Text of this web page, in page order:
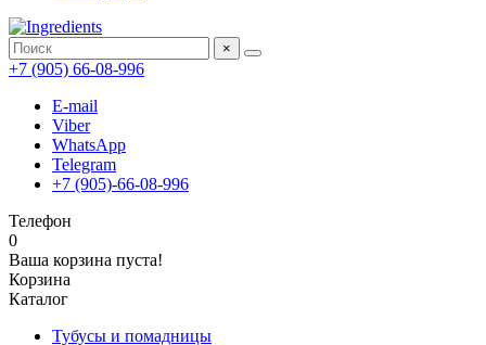
×
+7 (905) 66-08-996
E-mail
Viber
WhatsApp
Telegram
+7 (905)-66-08-996
Телефон
0
Ваша корзина пуста!
Корзина
Каталог
Тубусы и помадницы